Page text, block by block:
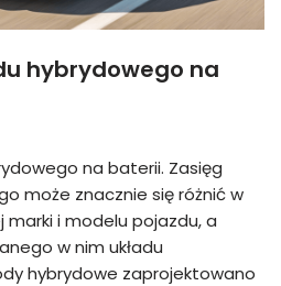
hybrydowego na
na baterii. Zasięg
może znacznie się różnić w
marki i modelu pojazdu, a
w nim układu
hybrydowe zaprojektowano